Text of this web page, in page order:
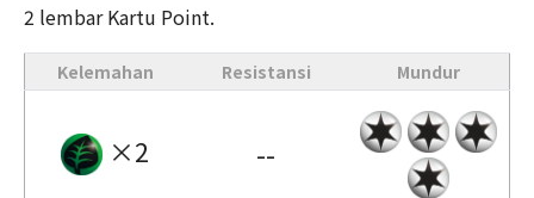
2 lembar Kartu Point.
Kelemahan Resistansi Mundur
×2 --